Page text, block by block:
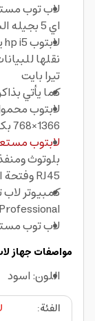
لاب توب
اي 5 بجيله السادس ثنائي النواة
تيرا بايت
كما يأتي بذاكرة رام
1366×768 بكسل لكي يوفر لك صورة ذات دقة عالية
لابتوب
RJ45 وفتحة القفل وفتحة Multi Card وميكروفون
لاب توب
مواصفات جهاز
اللون: اسود
الفئة: